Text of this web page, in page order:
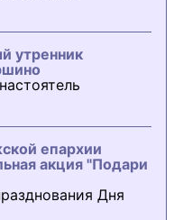
утренник
епархии
акция "Подари
Дня